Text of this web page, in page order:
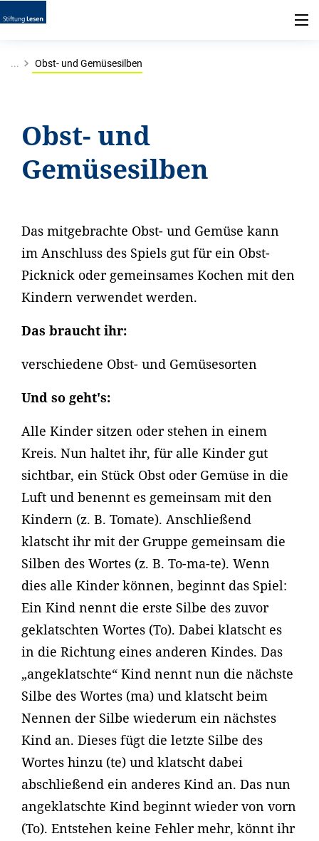
... Obst- und Gemüsesilben
Obst- und
Gemüsesilben
Das mitgebrachte Obst- und Gemüse kann
im Anschluss des Spiels gut für ein Obst-
Picknick oder gemeinsames Kochen mit den
Kindern verwendet werden.
Das braucht ihr:
verschiedene Obst- und Gemüsesorten
Und so geht's:
Alle Kinder sitzen oder stehen in einem
Kreis. Nun haltet ihr, für alle Kinder gut
sichtbar, ein Stück Obst oder Gemüse in die
Luft und benennt es gemeinsam mit den
Kindern (z. B. Tomate). Anschließend
klatscht ihr mit der Gruppe gemeinsam die
Silben des Wortes (z. B. To-ma-te). Wenn
dies alle Kinder können, beginnt das Spiel:
Ein Kind nennt die erste Silbe des zuvor
geklatschten Wortes (To). Dabei klatscht es
in die Richtung eines anderen Kindes. Das
„angeklatschte“ Kind nennt nun die nächste
Silbe des Wortes (ma) und klatscht beim
Nennen der Silbe wiederum ein nächstes
Kind an. Dieses fügt die letzte Silbe des
Wortes hinzu (te) und klatscht dabei
abschließend ein anderes Kind an. Das nun
angeklatschte Kind beginnt wieder von vorn
(To). Entstehen keine Fehler mehr, könnt ihr